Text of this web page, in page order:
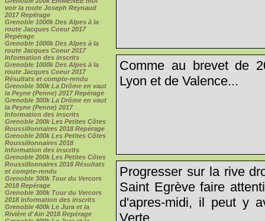
voir la route Joseph Reynaud
2017 Repérage
Grenoble 1000k Des Alpes à la
route Jacques Coeur 2017
Repérage
Grenoble 1000k Des Alpes à la
route Jacques Coeur 2017
Information des inscrits
Grenoble 1000k Des Alpes à la
route Jacques Coeur 2017
Résultats et compte-rendu
Grenoble 300k La Drôme en vaut
la Peyne (Penne) 2017 Repérage
Grenoble 300k La Drôme en vaut
la Peyne (Penne) 2017
Information des inscrits
Grenoble 200k Les Petites Côtes
Roussillonnaires 2018 Repérage
Grenoble 200k Les Petites Côtes
Roussillonnaires 2018
Information des inscrits
Grenoble 200k Les Petites Côtes
Roussillonnaires 2018 Résultats
et compte-rendu
Grenoble 300k Tour du Vercors
2018 Repérage
Grenoble 300k Tour du Vercors
2018 Information des inscrits
Grenoble 400k Le Jura et la
Rivière d'Ain 2018 Repérage
Comme au brevet de
Lyon et de Valence...
Progresser sur la rive
Saint Egrève faire
d'apres-midi, il peut y
Verte...